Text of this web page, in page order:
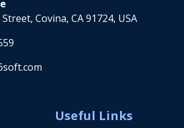
Covina, CA 91724, USA
Useful Links